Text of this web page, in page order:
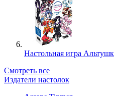
Настольная игра
Смотреть все
Издатели настолок